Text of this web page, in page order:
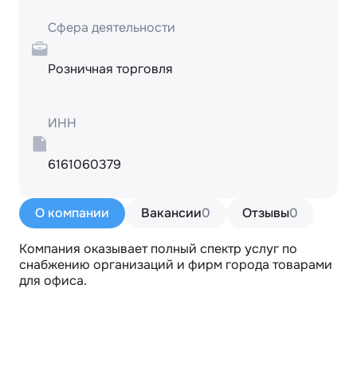
О компании Вакансии0 Отзывы0
Компания оказывает полный спектр услуг по
снабжению организаций и фирм города товарами
для офиса.
Сфера деятельности
Розничная торговля
ИНН
6161060379